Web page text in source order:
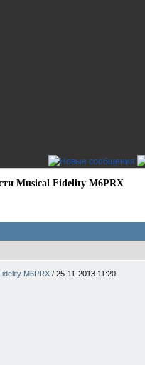
Musical Fidelity M6PRX
M6PRX / 25-11-2013 11:20